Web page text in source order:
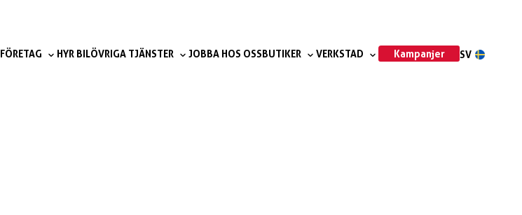
FÖRETAG HYR BILÖVRIGA TJÄNSTER JOBBA HOS OSSBUTIKER VERKSTAD Kampanjer SV